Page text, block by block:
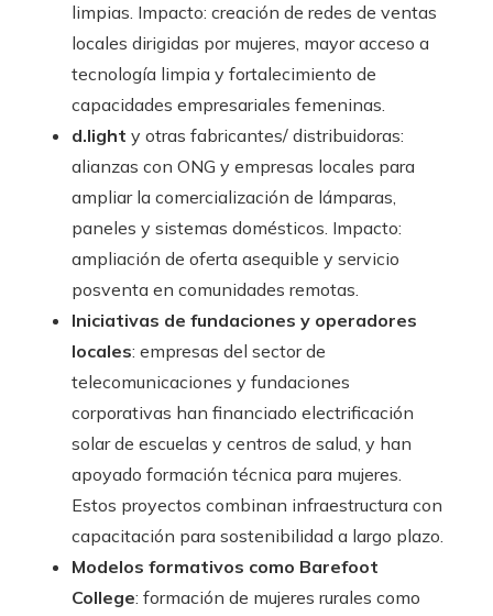
limpias. Impacto: creación de redes de ventas
locales dirigidas por mujeres, mayor acceso a
tecnología limpia y fortalecimiento de
capacidades empresariales femeninas.
d.light y otras fabricantes/ distribuidoras:
alianzas con ONG y empresas locales para
ampliar la comercialización de lámparas,
paneles y sistemas domésticos. Impacto:
ampliación de oferta asequible y servicio
posventa en comunidades remotas.
Iniciativas de fundaciones y operadores
locales: empresas del sector de
telecomunicaciones y fundaciones
corporativas han financiado electrificación
solar de escuelas y centros de salud, y han
apoyado formación técnica para mujeres.
Estos proyectos combinan infraestructura con
capacitación para sostenibilidad a largo plazo.
Modelos formativos como Barefoot
College: formación de mujeres rurales como